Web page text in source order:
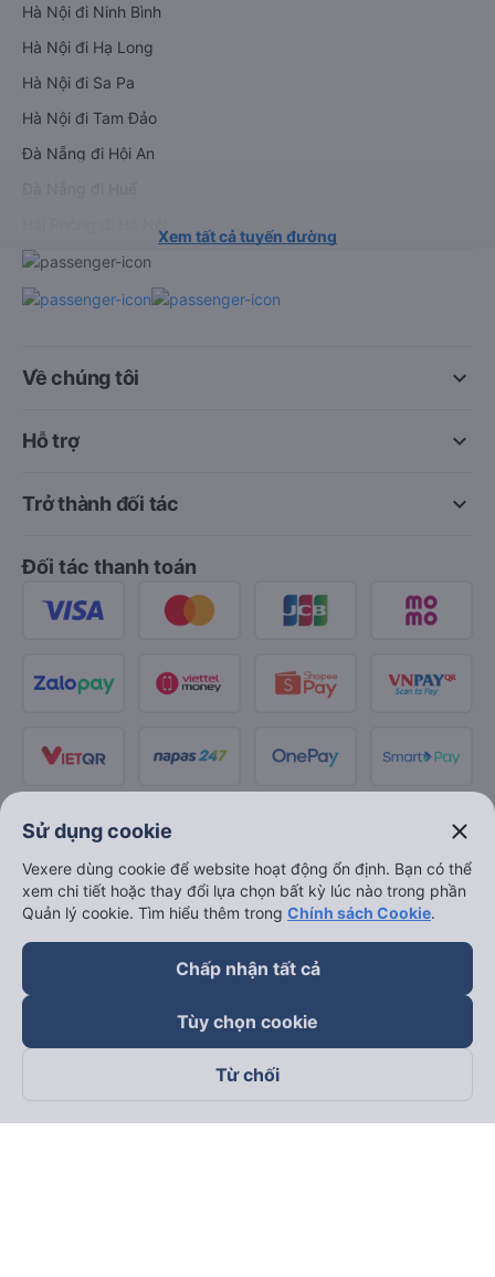
Hà Nội đi Ninh Bình
Hà Nội đi Hạ Long
Hà Nội đi Sa Pa
Hà Nội đi Tam Đảo
Đà Nẵng đi Hội An
Xem tất cả tuyến đường
keyboard_arrow_down
Về chúng tôi
keyboard_arrow_down
Hỗ trợ
keyboard_arrow_down
Trở thành đối tác
Đối tác thanh toán
Theo dõi chúng tôi trên
Sử dụng cookie close
Vexere dùng cookie để website hoạt động ổn định. Bạn có thể
xem chi tiết hoặc thay đổi lựa chọn bất kỳ lúc nào trong phần
Quản lý cookie. Tìm hiểu thêm trong Chính sách Cookie.
Chấp nhận tất cả
Tùy chọn cookie
Từ chối